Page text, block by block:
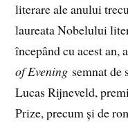
literare ale anului
laureata Nobelului
începând cu acest an,
of Evening semnat de
Lucas Rijneveld,
Prize, precum și de